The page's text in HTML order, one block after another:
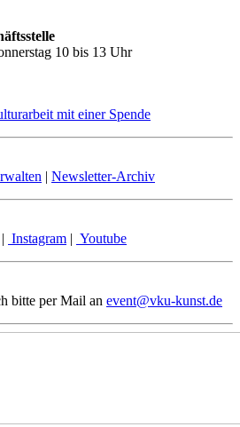
10 bis 13 Uhr
mit einer Spende
| Newsletter-Archiv
| Instagram | Youtube
bitte per Mail an event@vku-kunst.de